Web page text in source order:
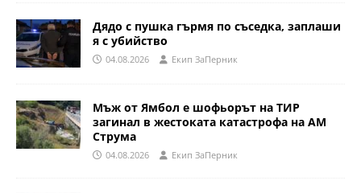
Дядо с пушка гърмя по съседка, заплаши
я с убийство
04.08.2026 Eкип ЗаПерник
Мъж от Ямбол е шофьорът на ТИР
загинал в жестоката катастрофа на АМ
Струма
04.08.2026 Eкип ЗаПерник